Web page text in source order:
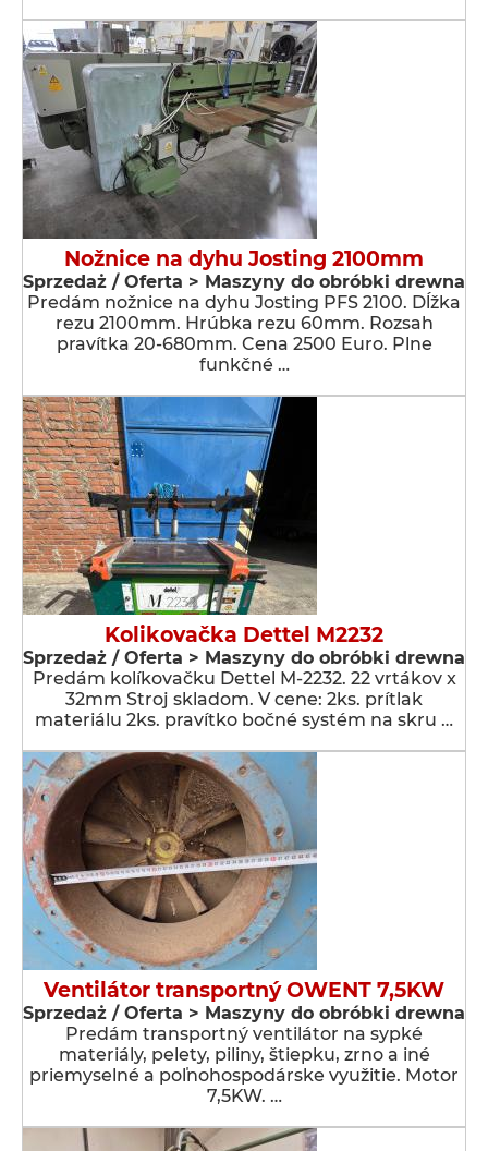
Nožnice na dyhu Josting 2100mm
Sprzedaż / Oferta > Maszyny do obróbki drewna
Predám nožnice na dyhu Josting PFS 2100. Dĺžka
rezu 2100mm. Hrúbka rezu 60mm. Rozsah
pravítka 20-680mm. Cena 2500 Euro. Plne
funkčné …
Kolikovačka Dettel M2232
Sprzedaż / Oferta > Maszyny do obróbki drewna
Predám kolíkovačku Dettel M-2232. 22 vrtákov x
32mm Stroj skladom. V cene: 2ks. prítlak
materiálu 2ks. pravítko bočné systém na skru …
Ventilátor transportný OWENT 7,5KW
Sprzedaż / Oferta > Maszyny do obróbki drewna
Predám transportný ventilátor na sypké
materiály, pelety, piliny, štiepku, zrno a iné
priemyselné a poľnohospodárske využitie. Motor
7,5KW. …